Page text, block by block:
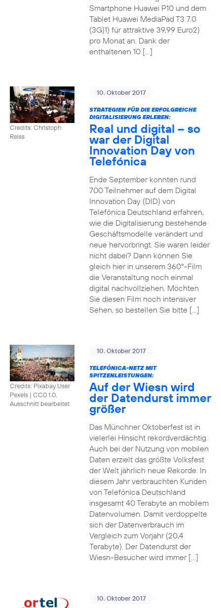
Smartphone Huawei P10 und dem
Tablet Huawei MediaPad T3 7.0
(3G)1) für attraktive 39,99 Euro2)
pro Monat an. Dank der
enthaltenen 10 […]
Credits: Christoph
Reiss
10. Oktober 2017
STRATEGIEN FÜR DIE ERFOLGREICHE
DIGITALISIERUNG ERLEBEN:
Real und digital – so
war der Digital
Innovation Day von
Telefónica
Ende September konnten rund
700 Teilnehmer auf dem Digital
Innovation Day (DID) von
Telefónica Deutschland erfahren,
wie die Digitalisierung bestehende
Geschäftsmodelle verändert und
neue hervorbringt. Sie waren leider
nicht dabei? Dann können Sie
gleich hier in unserem 360°-Film
die Veranstaltung noch einmal
digital nachvollziehen. Möchten
Sie diesen Film noch intensiver
Sehen, so bestellen Sie bitte […]
Credits: Pixabay User
Pexels | CC0 1.0,
Ausschnitt bearbeitet
10. Oktober 2017
TELEFÓNICA-NETZ MIT
SPITZENLEISTUNGEN:
Auf der Wiesn wird
der Datendurst immer
größer
Das Münchner Oktoberfest ist in
vielerlei Hinsicht rekordverdächtig.
Auch bei der Nutzung von mobilen
Daten erzielt das größte Volksfest
der Welt jährlich neue Rekorde. In
diesem Jahr verbrauchten Kunden
von Telefónica Deutschland
insgesamt 40 Terabyte an mobilem
Datenvolumen. Damit verdoppelte
sich der Datenverbrauch im
Vergleich zum Vorjahr (20,4
Terabyte). Der Datendurst der
Wiesn-Besucher wird immer […]
10. Oktober 2017